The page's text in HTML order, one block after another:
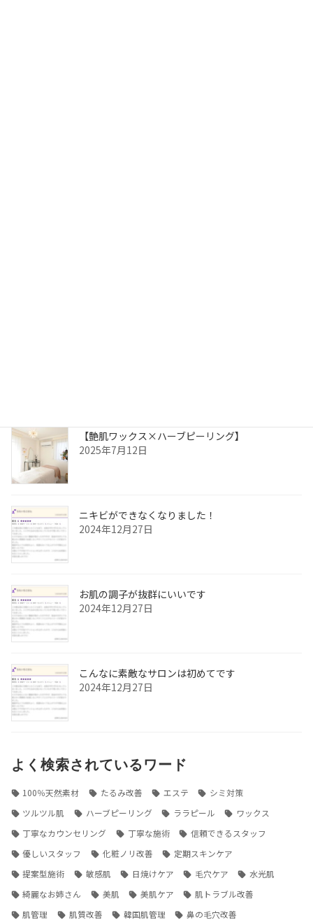
【艶肌ワックス×ハーブピーリング】
2025年7月12日
ニキビができなくなりました！
2024年12月27日
お肌の調子が抜群にいいです
2024年12月27日
こんなに素敵なサロンは初めてです
2024年12月27日
よく検索されているワード
100％天然素材 たるみ改善 エステ
シミ対策
ツルツル肌
ハーブピーリング ララピール
ワックス
丁寧なカウンセリング
丁寧な施術
信頼できるスタッフ
優しいスタッフ
化粧ノリ改善
定期スキンケア
提案型施術
敏感肌 日焼けケア 毛穴ケア
水光肌
綺麗なお姉さん
美肌 美肌ケア
肌トラブル改善
肌管理
肌質改善 韓国肌管理 鼻の毛穴改善